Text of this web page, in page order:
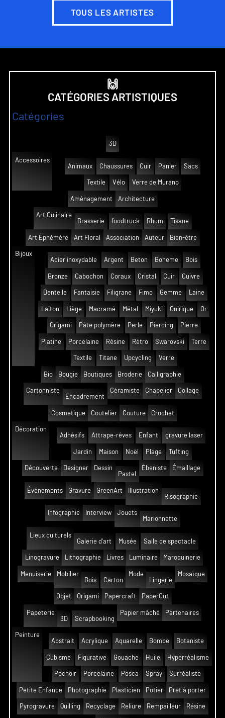
TOUS LES ARTISTES
🙌
CATÉGORIES ARTISTIQUES
Catégories
3D
Accessoires
Animaux
Chaussures Cuir Panier Sacs
Textile Vélo Verre de Murano
Aménagement Architecture
Art Culinaire
Brasserie
foodtruck Rhum Tisane
Art Éphémère Art Floral Association Auteur Bien-être
Bijoux
Acier inoxydable
Argent Beton Boheme Bois
Bronze Cabochon Coraux Cristal Cuir Cuivre
Dentelle Fantaisie Filigrane Fimo Gemme Laine
Laiton Liège Macramé Métal Miyuki Onirique Or
Origami Pâte polymère Perle Piercing Pierre
Platine Porcelaine Résine Rétro Swarovski Terre
Textile Titane Upcycling Verre
Bio Bougie Boutiques Broderie Calligraphie
Cartonniste
Encadrement
Céramiste Chapelier Collage
Cosmetique Coutelier Couture Crochet
Décoration
Adhésifs
Attrape-rêves Enfant gravure laser
Jardin Maison Noël Plage Tufting
Découverte Designer
Dessin
Pastel
Ébeniste Émaillage
Événements Gravure GreenArt
Illustration
Risographie
Infographie Interview
Jouets
Marionnette
Lieux culturels
Galerie d'art
Musée Salle de spectacle
Linogravure Lithographie Livres Luminaire Maroquinerie
Menuiserie
Mobilier
Bois
Carton
Mode
Lingerie
Mosaïque
Objet Origami Papercraft PaperCut
Papeterie
3D
Scrapbooking
Papier mâché Partenaires
Peinture
Abstrait
Acrylique Aquarelle Bombe Botaniste
Cubisme Figurative Gouache Huile Hyperréalisme
Pochoir Porcelaine Posca Spray Surréaliste
Petite Enfance Photographie Plasticien Potier Pret à porter
Pyrogravure Quilling Recyclage Reliure Rempailleur Résine